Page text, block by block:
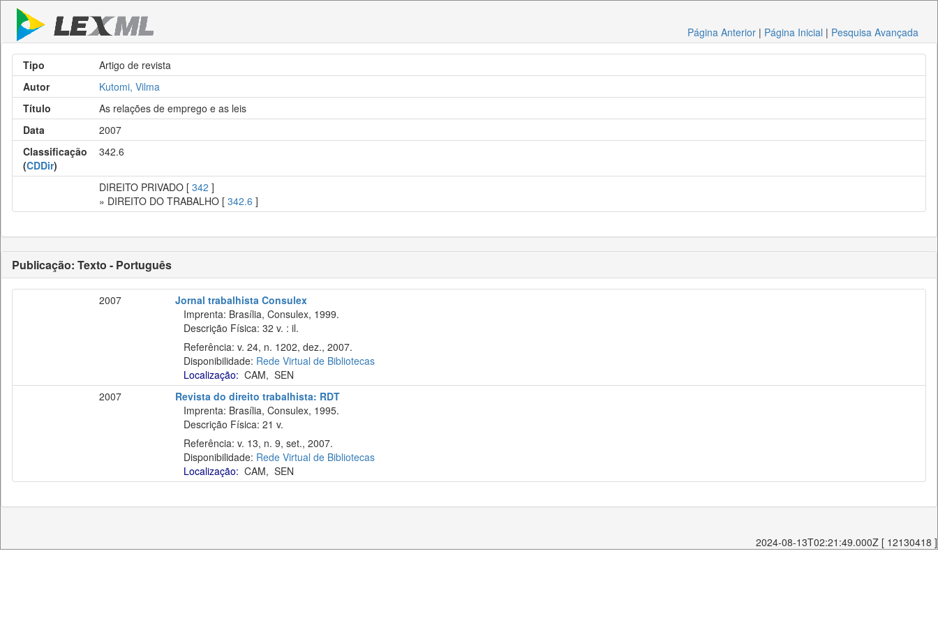
Página Anterior | Página Inicial | Pesquisa Avançada
Tipo
Artigo de revista
Autor
Kutomi, Vilma
Título
As relações de emprego e as leis
Data
2007
Classificação
(CDDir)
342.6
DIREITO PRIVADO [ 342 ]
» DIREITO DO TRABALHO [ 342.6 ]
Publicação: Texto - Português
2007
Jornal trabalhista Consulex
Imprenta: Brasília, Consulex, 1999.
Descrição Física: 32 v. : il.
Referência: v. 24, n. 1202, dez., 2007.
Disponibilidade: Rede Virtual de Bibliotecas
Localização: CAM, SEN
2007
Revista do direito trabalhista: RDT
Imprenta: Brasília, Consulex, 1995.
Descrição Física: 21 v.
Referência: v. 13, n. 9, set., 2007.
Disponibilidade: Rede Virtual de Bibliotecas
Localização: CAM, SEN
2024-08-13T02:21:49.000Z [ 12130418 ]